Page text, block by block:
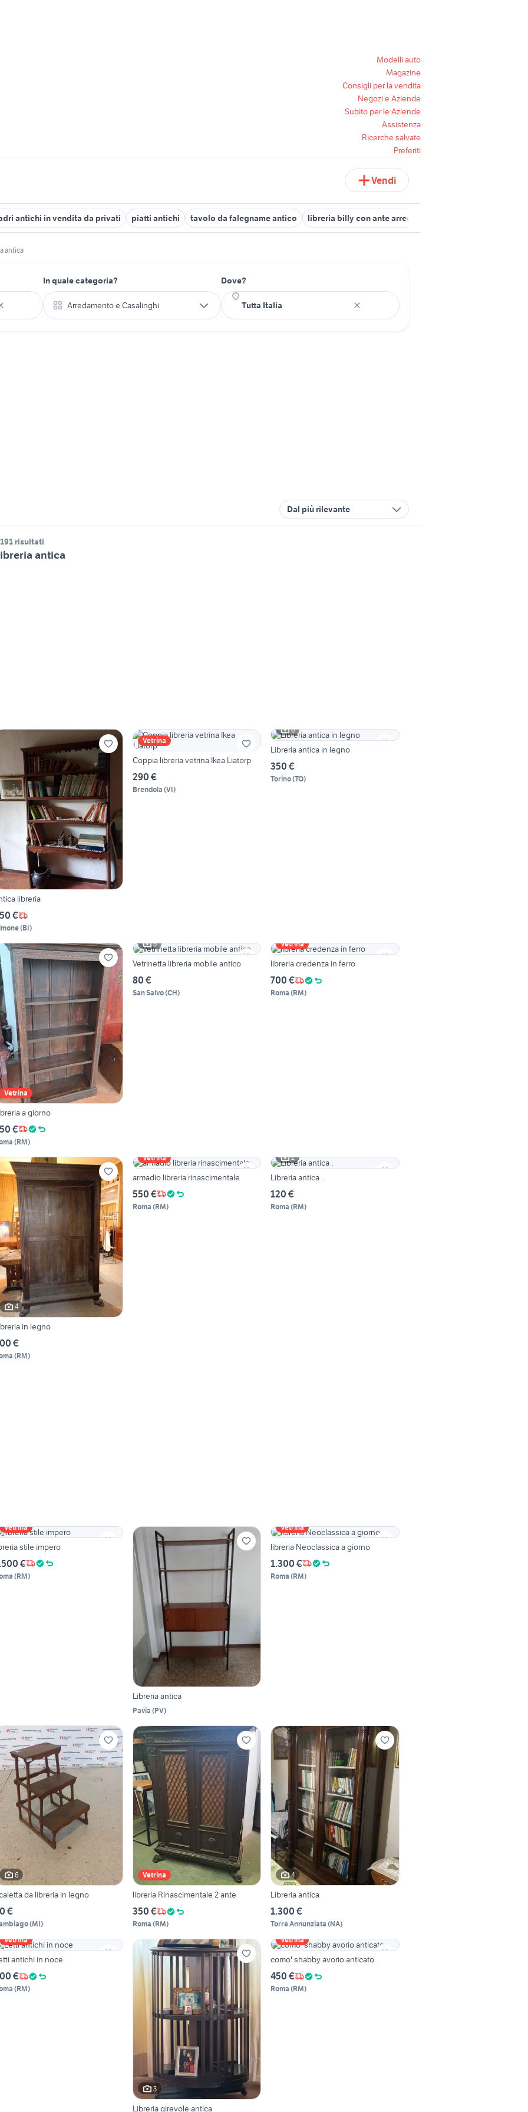
Modelli auto
Magazine
Consigli per la vendita
Negozi e Aziende
Subito per le Aziende
Assistenza
Ricerche salvate
Preferiti
Vendi
antichi in vendita da privati piatti antichi tavolo da falegname antico libreria billy con ante arredamento
antica
In quale categoria?
Arredamento e Casalinghi
Dove?
Dal più rilevante
risultati
antica
libreria
€
(BI)
Vetrina
Coppia libreria vetrina Ikea Liatorp
290 €
Brendola (VI)
6
Libreria antica in legno
350 €
Torino(TO)
Vetrina
a giorno
€
(RM)
3
Vetrinetta libreria mobile antico
80 €
San Salvo(CH)
Vetrina
libreria credenza in ferro
700 €
Roma (RM)
4
in legno
€
(RM)
Vetrina
armadio libreria rinascimentale
550 €
Roma (RM)
2
Libreria antica .
120 €
Roma (RM)
Vetrina
stile impero
€
(RM)
Libreria antica
Pavia (PV)
Vetrina
libreria Neoclassica a giorno
1.300 €
Roma (RM)
6
da libreria in legno
€
(MI)
Vetrina
libreria Rinascimentale 2 ante
350 €
Roma (RM)
4
Libreria antica
1.300 €
Torre Annunziata (NA)
Vetrina
antichi in noce
€
(RM)
3
Libreria girevole antica
Vetrina
como' shabby avorio anticato
450 €
Roma (RM)